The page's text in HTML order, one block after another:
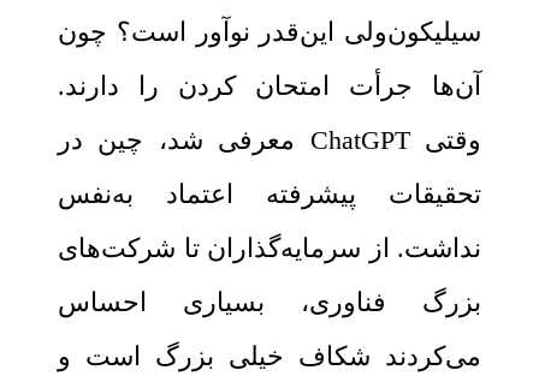
سیلیکون‌ولی این‌قدر نوآور است؟ چون
آن‌ها جرأت امتحان کردن را دارند.
وقتی ChatGPT معرفی شد، چین در
تحقیقات پیشرفته اعتماد به‌نفس
نداشت. از سرمایه‌گذاران تا شرکت‌های
بزرگ فناوری، بسیاری احساس
می‌کردند شکاف خیلی بزرگ است و